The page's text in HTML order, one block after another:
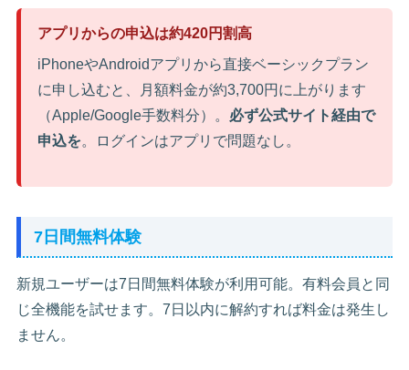
アプリからの申込は約420円割高
iPhoneやAndroidアプリから直接ベーシックプラン
に申し込むと、月額料金が約3,700円に上がります
（Apple/Google手数料分）。 必ず公式サイト経由で
申込を。ログインはアプリで問題なし。
7日間無料体験
新規ユーザーは7日間無料体験が利用可能。有料会員と同
じ全機能を試せます。7日以内に解約すれば料金は発生し
ません。